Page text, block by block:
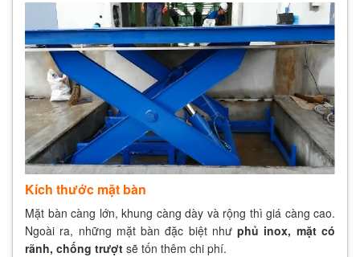
Kích thước mặt bàn
Mặt bàn càng lớn, khung càng dày và rộng thì giá càng cao.
Ngoài ra, những mặt bàn đặc biệt nhưphủ inox, mặt có
rãnh, chống trượt sẽ tốn thêm chi phí.